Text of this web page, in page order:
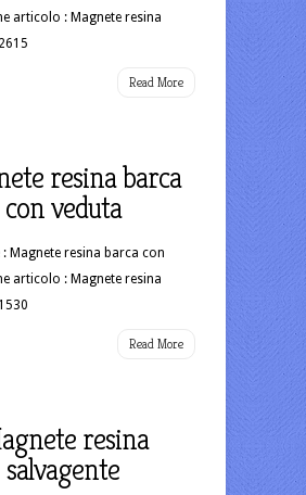
articolo : Magnete resina
Read More
resina barca
con veduta
Magnete resina barca con
articolo : Magnete resina
Read More
resina
salvagente